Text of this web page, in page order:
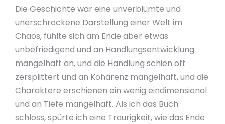
Die Geschichte war eine unverblümte und
unerschrockene Darstellung einer Welt im
Chaos, fühlte sich am Ende aber etwas
unbefriedigend und an Handlungsentwicklung
mangelhaft an, und die Handlung schien oft
zersplittert und an Kohärenz mangelhaft, und die
Charaktere erschienen ein wenig eindimensional
und an Tiefe mangelhaft. Als ich das Buch
schloss, spürte ich eine Traurigkeit, wie das Ende